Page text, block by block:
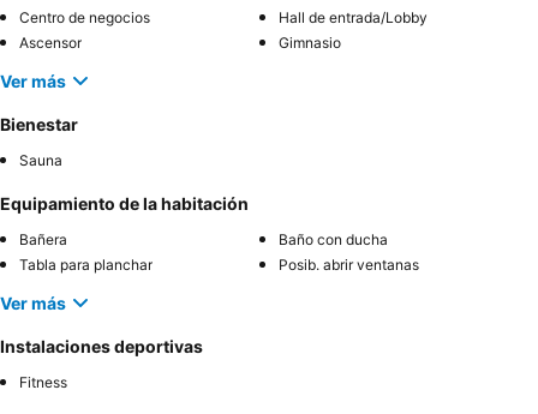
Centro de negocios
Hall de entrada/Lobby
Ascensor
Gimnasio
Ver más
Bienestar
Sauna
Equipamiento de la habitación
Bañera
Baño con ducha
Tabla para planchar
Posib. abrir ventanas
Ver más
Instalaciones deportivas
Fitness